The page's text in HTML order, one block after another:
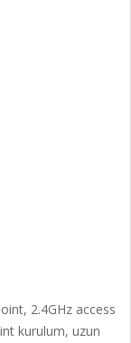
2.4GHz access
kurulum, uzun